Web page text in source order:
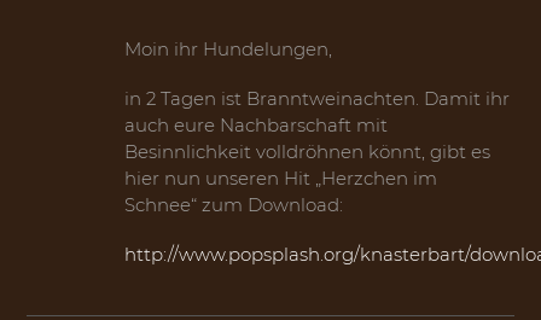
Moin ihr Hundelungen,
in 2 Tagen ist Branntweinachten. Damit ihr
auch eure Nachbarschaft mit
Besinnlichkeit volldröhnen könnt, gibt es
hier nun unseren Hit „Herzchen im
Schnee“ zum Download:
http://www.popsplash.org/knasterbart/